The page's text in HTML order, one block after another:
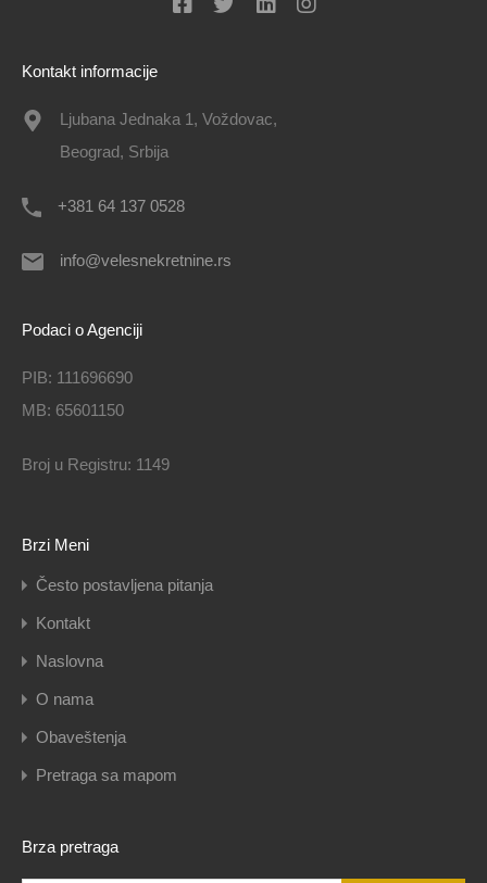
Kontakt informacije
Ljubana Jednaka 1, Voždovac,
Beograd, Srbija
+381 64 137 0528
info@velesnekretnine.rs
Podaci o Agenciji
PIB: 111696690
MB: 65601150
Broj u Registru: 1149
Brzi Meni
Često postavljena pitanja
Kontakt
Naslovna
O nama
Obaveštenja
Pretraga sa mapom
Brza pretraga